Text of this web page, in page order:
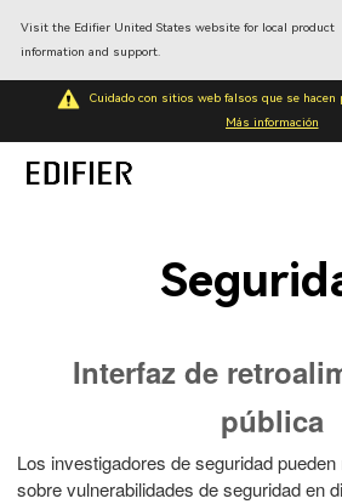
Visit the Edifier United States website for local product
information and support.
Cuidado con sitios web falsos que se hacen
Más información
Interfaz de
pública
Los investigadores de seguridad
sobre vulnerabilidades de seguridad en